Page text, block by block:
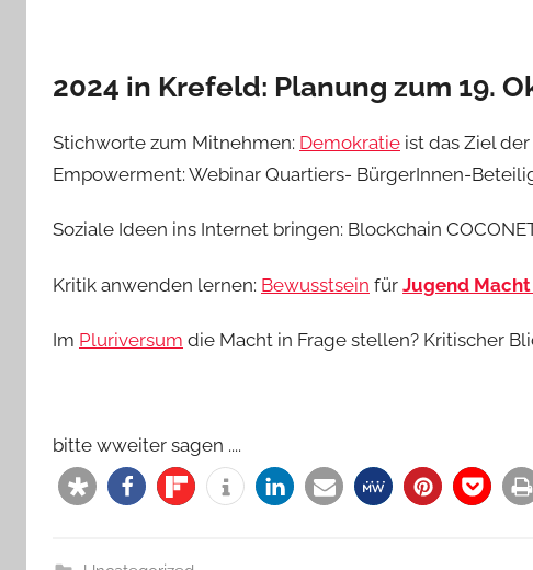
2024 in Krefeld: Planung zum 19.
Stichworte zum Mitnehmen: Demokratie ist das Ziel der
Empowerment: Webinar Quartiers- BürgerInnen-
Soziale Ideen ins Internet bringen: Blockchain
Kritik anwenden lernen: Bewusstsein für Jugend
Im Pluriversum die Macht in Frage stellen? Kritischer
bitte wweiter sagen ....